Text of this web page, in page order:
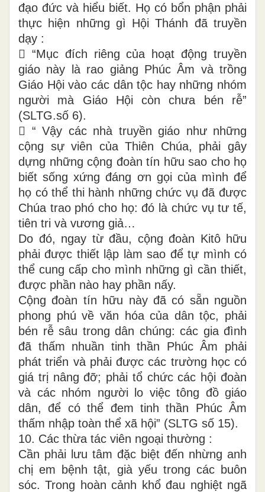
đạo đức và hiểu biết. Họ có bổn phận phải
thực hiện những gì Hội Thánh đã truyền
dạy :
 “Mục đích riêng của hoạt động truyền
giáo này là rao giảng Phúc Âm và trồng
Giáo Hội vào các dân tộc hay những nhóm
người mà Giáo Hội còn chưa bén rễ”
(SLTG.số 6).
 “ Vậy các nhà truyền giáo như những
cộng sự viên của Thiên Chúa, phải gây
dựng những cộng đoàn tín hữu sao cho họ
biết sống xứng đáng ơn gọi của mình để
họ có thể thi hành những chức vụ đã được
Chúa trao phó cho họ: đó là chức vụ tư tế,
tiên tri và vương giả…
Do đó, ngay từ đầu, cộng đoàn Kitô hữu
phải được thiết lập làm sao để tự mình có
thể cung cấp cho mình những gì cần thiết,
được phần nào hay phần nấy.
Cộng đoàn tín hữu này đã có sẵn nguồn
phong phú về văn hóa của dân tộc, phải
bén rễ sâu trong dân chúng: các gia đình
đã thấm nhuần tinh thần Phúc Âm phải
phát triển và phải được các trường học có
giá trị nâng đỡ; phải tổ chức các hội đoàn
và các nhóm người lo việc tông đồ giáo
dân, để có thể đem tinh thần Phúc Âm
thấm nhập toàn thể xã hội” (SLTG số 15).
10. Các thừa tác viên ngoại thường :
Cần phải lưu tâm đặc biệt đến nhừng anh
chị em bệnh tật, già yếu trong các buôn
sóc. Trong hoàn cảnh khổ đau nghiệt ngã